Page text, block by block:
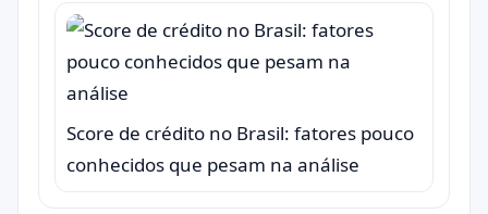
Score de crédito no Brasil: fatores pouco
conhecidos que pesam na análise